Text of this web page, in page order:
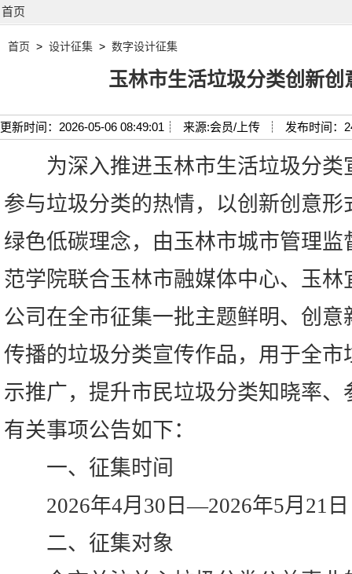
首页
首页 > 设计征集 > 数字设计征集
玉林市生活垃圾分类创新
更新时间：2026-05-06 08:49:01┊ 来源:会员/上传 ┊ 发布时间：
为深入推进玉林市生活垃圾分
参与垃圾分类的热情，以创新创意
绿色低碳理念，由玉林市城市管理
范学院联合玉林市融媒体中心、玉
公司在全市征集一批主题鲜明、创
传播的垃圾分类宣传作品，用于全
示推广，提升市民垃圾分类知晓率
有关事项公告如下：
一、征集时间
2026年4月30日—2026年5月21日
二、征集对象